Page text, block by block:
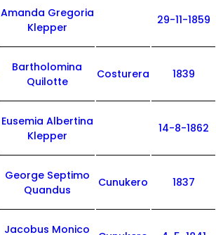
Amanda Gregoria
Klepper
29-11-1859
Bartholomina
Quilotte
Costurera 1839
Eusemia Albertina
Klepper
14-8-1862
George Septimo
Quandus
Cunukero 1837
Jacobus Monico